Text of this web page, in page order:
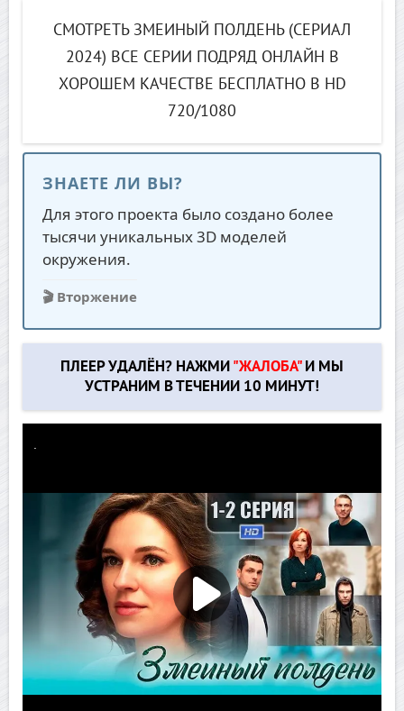
СМОТРЕТЬ ЗМЕИНЫЙ ПОЛДЕНЬ (СЕРИАЛ
2024) ВСЕ СЕРИИ ПОДРЯД ОНЛАЙН В
ХОРОШЕМ КАЧЕСТВЕ БЕСПЛАТНО В HD
720/1080
ЗНАЕТЕ ЛИ ВЫ?
Для этого проекта было создано более
тысячи уникальных 3D моделей
окружения.
🎬 Вторжение
ПЛЕЕР УДАЛЁН? НАЖМИ "ЖАЛОБА"И МЫ
УСТРАНИМ В ТЕЧЕНИИ 10 МИНУТ!